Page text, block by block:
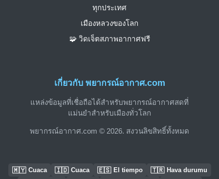
เกี่ยวกับ พยากรณ์อากาศ.com
แหล่งข้อมูลที่เชื่อถือได้สำหรับพยากรณ์อากาศสดที่
แม่นยำสำหรับเมืองทั่วโลก
พยากรณ์อากาศ.com © 2026. สงวนลิขสิทธิ์ทั้งหมด
ทุกประเทศ
เมืองหลวงของโลก
🧩 วิดเจ็ตสภาพอากาศฟรี
🇲🇾 Cuaca 🇮🇩 Cuaca 🇪🇸 El tiempo 🇹🇷 Hava durumu